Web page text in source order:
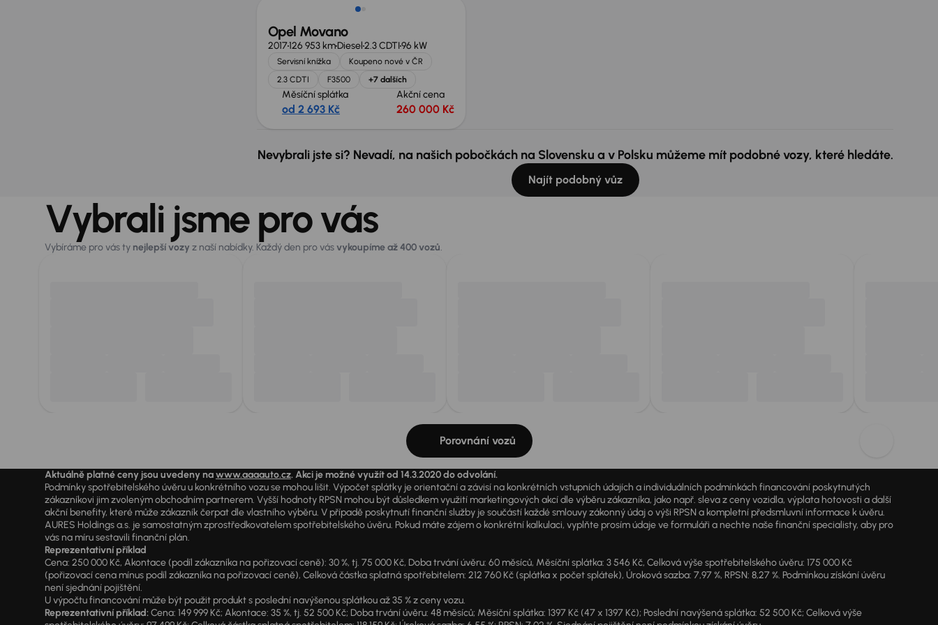
Opel Movano
2017126 953 kmDiesel2.3 CDTI96 kW
Servisní knížka
Koupeno nové v ČR
2.3 CDTI
F3500 +7 dalších
Měsíční splátka
od 2 693 Kč
Akční cena
260 000 Kč
Nevybrali jste si? Nevadí, na našich pobočkách na Slovensku a v Polsku můžeme mít podobné vozy, které hledáte.
Najít podobný vůz
Vybrali jsme pro vás
Vybíráme pro vás ty nejlepší vozy z naší nabídky. Každý den pro vásvykoupíme až 400 vozů.
Porovnání vozů
Aktuálně platné ceny jsou uvedeny nawww.aaaauto.cz. Akci je možné využít od 14.3.2020 do odvolání.
Podmínky spotřebitelského úvěru u konkrétního vozu se mohou lišit. Výpočet splátky je orientační a závisí na konkrétních vstupních údajích a individuálních podmínkách financování poskytnutých
zákazníkovi jim zvoleným obchodním partnerem. Vyšší hodnoty RPSN mohou být důsledkem využití marketingových akcí dle výběru zákazníka, jako např. sleva z ceny vozidla, výplata hotovosti a další
akční benefity, které může zákazník čerpat dle vlastního výběru. V případě poskytnutí finanční služby je součástí každé smlouvy zákonný údaj o výši RPSN a kompletní předsmluvní informace k úvěru.
AURES Holdings a.s. je samostatným zprostředkovatelem spotřebitelského úvěru. Pokud máte zájem o konkrétní kalkulaci, vyplňte prosím údaje ve formuláři a nechte naše finanční specialisty, aby pro
vás na míru sestavili finanční plán.
Reprezentativní příklad
Cena: 250 000 Kč, Akontace (podíl zákazníka na pořizovací ceně): 30 %, tj. 75 000 Kč, Doba trvání úvěru: 60 měsíců, Měsíční splátka: 3 546 Kč, Celková výše spotřebitelského úvěru: 175 000 Kč
(pořizovací cena mínus podíl zákazníka na pořizovací ceně), Celková částka splatná spotřebitelem: 212 760 Kč (splátka x počet splátek), Úroková sazba: 7,97 %, RPSN: 8,27 %. Podmínkou získání úvěru
není sjednání pojištění.
U výpočtu financování může být použit produkt s poslední navýšenou splátkou až 35 % z ceny vozu.
Reprezentativní příklad:Cena: 149 999 Kč; Akontace: 35 %, tj. 52 500 Kč; Doba trvání úvěru: 48 měsíců; Měsíční splátka: 1397 Kč (47 x 1397 Kč); Poslední navýšená splátka: 52 500 Kč; Celková výše